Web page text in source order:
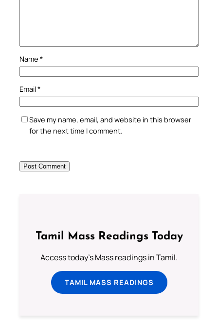
Name *
Email*
Save my name, email, and website in this browser
for the next time I comment.
Tamil Mass Readings Today
Access today's Mass readings in Tamil.
TAMIL MASS READINGS